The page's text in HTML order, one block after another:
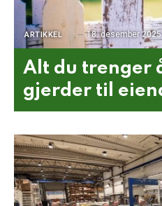
ARTIKKEL 18. desember 2025
Alt du trenger
gjerder til